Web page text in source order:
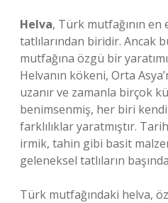
Helva, Türk mutfağının en
tatlılarından biridir. Ancak
mutfağına özgü bir
Helvanın kökeni, Orta
uzanır ve zamanla birçok
benimsenmiş, her biri
farklılıklar yaratmıştır.
irmik, tahin gibi basit
geleneksel tatlıların
Türk mutfağındaki helva,